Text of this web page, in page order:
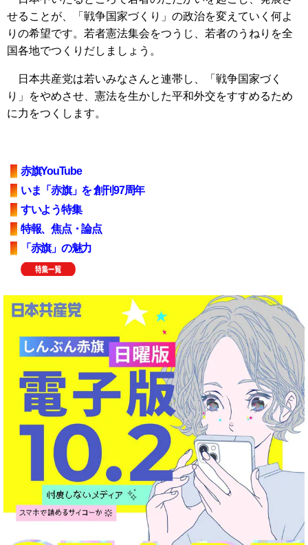
せることが、「戦争国家づくり」の政治を変えていく何よ
りの希望です。若者憲法集会をつうじ、若者のうねりを全
国各地でつくりだしましょう。
日本共産党は若いみなさんと連帯し、「戦争国家づく
り」をやめさせ、憲法を生かした平和外交をすすめるため
に力をつくします。
赤旗YouTube
いま「赤旗」を 創刊97周年
すいよう特集
特報、焦点・論点
「赤旗」の魅力